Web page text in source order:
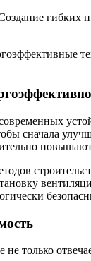
гибких
сначала
только